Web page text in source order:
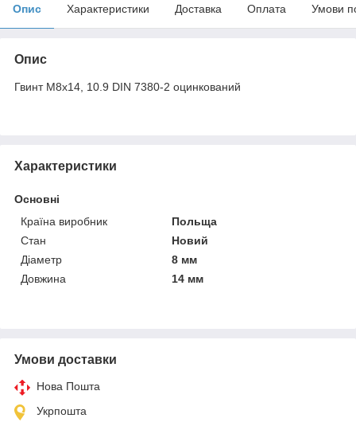
Опис Характеристики Доставка Оплата Умови
Опис
Гвинт М8х14, 10.9 DIN 7380-2 оцинкований
Характеристики
Основні
Країна виробник
Польща
Стан
Новий
Діаметр
8 мм
Довжина
14 мм
Умови доставки
Нова Пошта
Укрпошта